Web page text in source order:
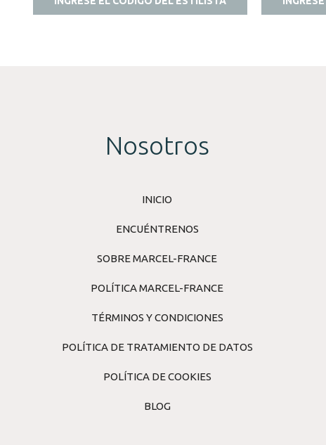
Nosotros
INICIO
ENCUÉNTRENOS
SOBRE MARCEL-FRANCE
POLÍTICA MARCEL-FRANCE
TÉRMINOS Y CONDICIONES
POLÍTICA DE TRATAMIENTO DE DATOS
POLÍTICA DE COOKIES
BLOG